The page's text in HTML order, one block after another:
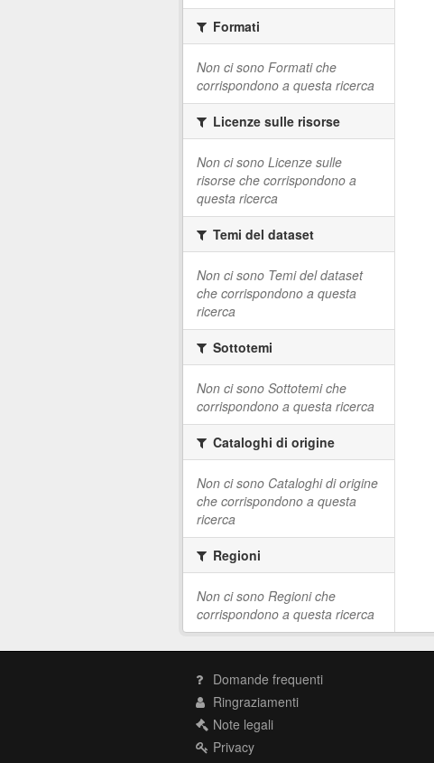
Formati
Non ci sono Formati che
corrispondono a questa ricerca
Licenze sulle risorse
Non ci sono Licenze sulle
risorse che corrispondono a
questa ricerca
Temi del dataset
Non ci sono Temi del dataset
che corrispondono a questa
ricerca
Sottotemi
Non ci sono Sottotemi che
corrispondono a questa ricerca
Cataloghi di origine
Non ci sono Cataloghi di origine
che corrispondono a questa
ricerca
Regioni
Non ci sono Regioni che
corrispondono a questa ricerca
Domande frequenti
Ringraziamenti
Note legali
Privacy